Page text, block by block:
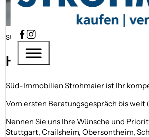
SÜD-IMMOBILIEN STROHMAIER
Herzlich willkommen!
Süd-Immobilien Strohmaier ist Ihr
Vom ersten Beratungsgespräch bis
Nennen Sie uns Ihre Wünsche und
Stuttgart, Crailsheim, Obersontheim,